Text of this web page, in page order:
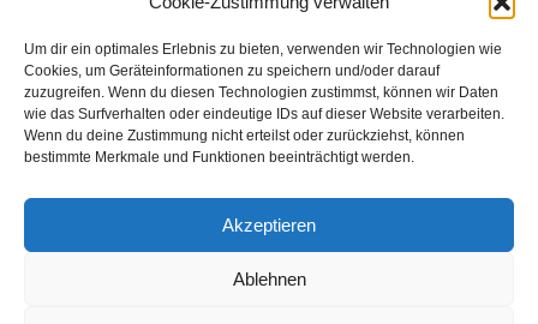
Um dir ein optimales Erlebnis zu bieten, verwenden wir Technologien wie
Cookies, um Geräteinformationen zu speichern und/oder darauf
zuzugreifen. Wenn du diesen Technologien zustimmst, können wir Daten
wie das Surfverhalten oder eindeutige IDs auf dieser Website verarbeiten.
Wenn du deine Zustimmung nicht erteilst oder zurückziehst, können
bestimmte Merkmale und Funktionen beeinträchtigt werden.
Akzeptieren
Ablehnen
Events & Success 3004
Breaking News 2067
Aktuelles
Featured Article
Karriere 567